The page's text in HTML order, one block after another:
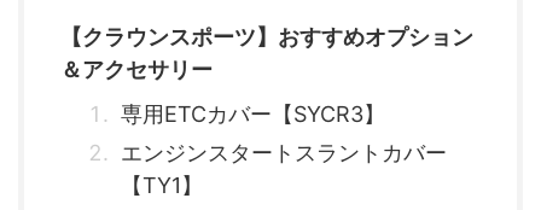
【クラウンスポーツ】おすすめオプション
＆アクセサリー
専用ETCカバー【SYCR3】
エンジンスタートスラントカバー
【TY1】